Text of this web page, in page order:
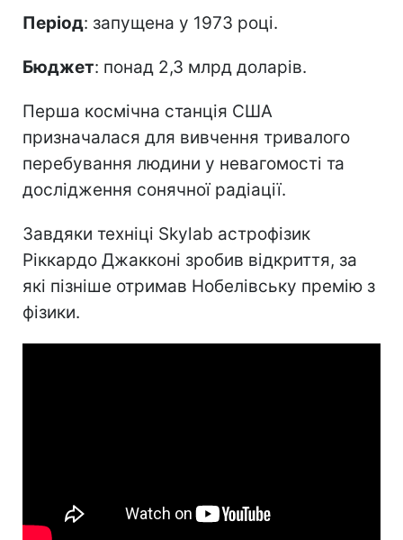
Період: запущена у 1973 році.
Бюджет: понад 2,3 млрд доларів.
Перша космічна станція США
призначалася для вивчення тривалого
перебування людини у невагомості та
дослідження сонячної радіації.
Завдяки техніці Skylab астрофізик
Ріккардо Джакконі зробив відкриття, за
які пізніше отримав Нобелівську премію з
фізики.